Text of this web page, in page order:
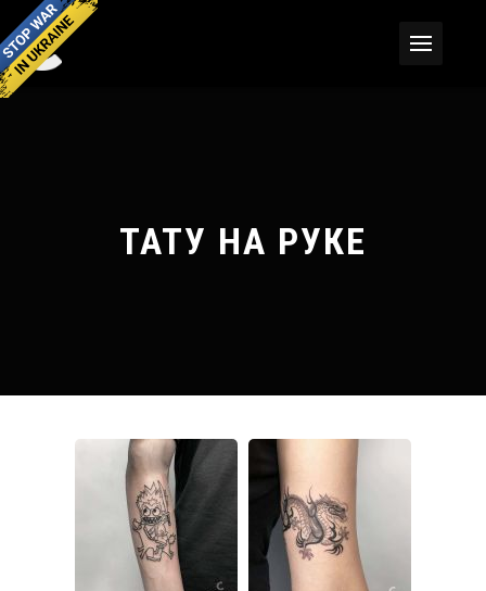
ТАТУ НА РУКЕ